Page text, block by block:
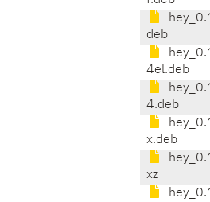
deb
4el.deb
4.deb
x.deb
xz